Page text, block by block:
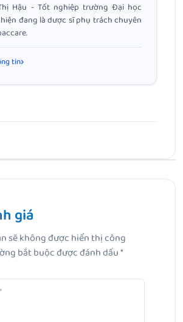
Hậu - Tốt nghiệp trường Đại học
hiện đang là dược sĩ phụ trách chuyên
tin
sinh: Lợi ích và cách thực hiện
Bài Tiếp Theo
Nuốt Kem Đánh Răng Có Sao Không?
giá
sẽ không được hiển thị công
bắt buộc được đánh dấu*